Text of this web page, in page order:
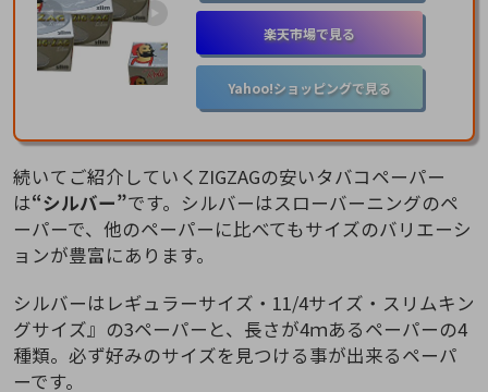
楽天市場で見る
Yahoo!ショッピングで見る
続いてご紹介していくZIGZAGの安いタバコペーパー
は“シルバー”です。シルバーはスローバーニングのペ
ーパーで、他のペーパーに比べてもサイズのバリエーシ
ョンが豊富にあります。
シルバーはレギュラーサイズ・11/4サイズ・スリムキン
グサイズ』の3ペーパーと、長さが4ｍあるペーパーの4
種類。必ず好みのサイズを見つける事が出来るペーパ
ーです。